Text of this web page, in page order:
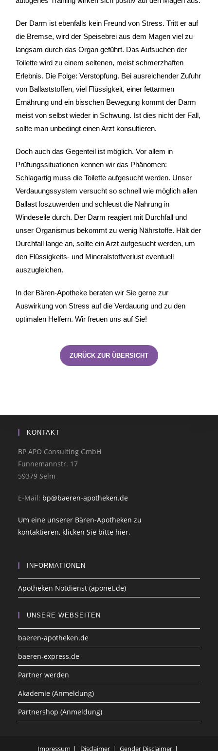
Der Darm ist ebenfalls kein Freund von Stress. Tritt er auf
die Bremse, wird der Speisebrei aus dem Magen viel zu
langsam durch das Organ geführt. Das Aufsuchen der
Toilette wird zu einem seltenen, meist schmerzhaften
Erlebnis. Die Folge: Verstopfung. Bei ausreichender Zufuhr
von Ballaststoffen, viel Flüssigkeit, einer fettarmen
Ernährung und ein bisschen Bewegung kommt der Darm
meist von selbst wieder in Schwung. Ist dies nicht der Fall,
sollte man unbedingt einen Arzt konsultieren.
Doch auch das Gegenteil ist möglich. Vor allem in
Prüfungssituationen kennen wir das Phänomen:
Schlagartig muss die Toilette aufgesucht werden. Unser
Verdauungssystem versucht so schnell wie möglich allen
Ballast loszuwerden und schleust die Nahrung in
Windeseile durch. Der Darm reagiert mit Durchfall und
unser Organismus bekommt zu wenig Nährstoffe. Hält der
Durchfall lange an, sollte ein Arzt aufgesucht werden, um
den Flüssigkeits- und Mineralstoffverlust eventuell
auszugleichen.
In der Bären-Apotheke beraten wir Sie gerne zur
Auswirkung von Stress auf die Verdauung und zu den
optimalen Helfern. Wir freuen uns auf Sie!
ZURÜCK ZUR ÜBERSICHT
KONTAKT
BP APO Consulting GmbH
Funnemannstr. 17
59379 Selm
E-Mail: bp@baeren-apotheken.de
Um eine unserer Bären-Apotheken zu
kontaktieren, klicken Sie bitte hier.
INFORMATIONEN
Apotheken Notdienst (aponet.de)
UNSERE WEBSEITEN
baeren-apotheken.de
baeren-express.de
Partner werden
Akademie (Anmeldung)
Partnershop (Anmeldung)
Impressum Disclaimer Gender Disclaimer